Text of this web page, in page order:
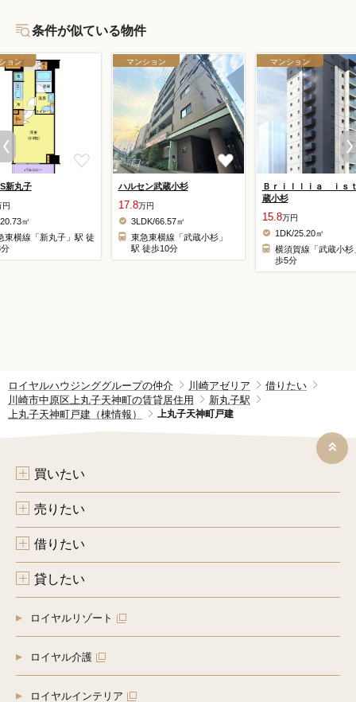
条件が似ている物件
ョン
新丸子
円
㎡
東横線「新丸子」駅 徒
マンション
ハルセン武蔵小杉
17.8万円
3LDK/66.57㎡
東急東横線「武蔵小杉」
駅 徒歩10分
マンション
Ｂｒｉｌｌｉａ ｉｓ
蔵小杉
15.8万円
1DK/25.20㎡
横須賀線「武蔵小杉
歩5分
ロイヤルハウジンググループの仲介 川崎アゼリア
借りたい
川崎市中原区上丸子天神町の賃貸居住用
新丸子駅
上丸子天神町戸建（棟情報）
上丸子天神町戸建
買いたい
売りたい
借りたい
貸したい
ロイヤルリゾート
ロイヤル介護
ロイヤルインテリア